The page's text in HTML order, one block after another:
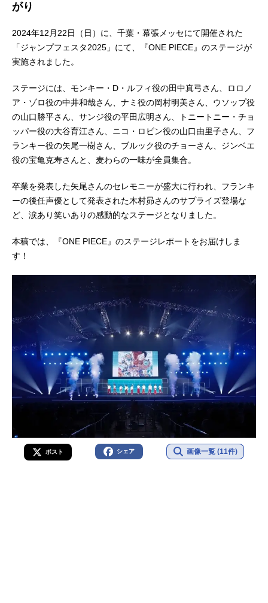
がり
2024年12月22日（日）に、千葉・幕張メッセにて開催された
「ジャンプフェスタ2025」にて、『ONE PIECE』のステージが
実施されました。
ステージには、モンキー・D・ルフィ役の田中真弓さん、ロロノ
ア・ゾロ役の中井和哉さん、ナミ役の岡村明美さん、ウソップ役
の山口勝平さん、サンジ役の平田広明さん、トニートニー・チョ
ッパー役の大谷育江さん、ニコ・ロビン役の山口由里子さん、フ
ランキー役の矢尾一樹さん、ブルック役のチョーさん、ジンベエ
役の宝亀克寿さんと、麦わらの一味が全員集合。
卒業を発表した矢尾さんのセレモニーが盛大に行われ、フランキ
ーの後任声優として発表された木村昴さんのサプライズ登場な
ど、涙あり笑いありの感動的なステージとなりました。
本稿では、『ONE PIECE』のステージレポートをお届けしま
す！
ポスト シェア 画像一覧 (11件)